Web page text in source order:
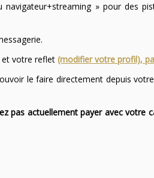
» pour des
et votre reflet (modifier votre profil),
le faire directement depuis
pas actuellement payer avec votre